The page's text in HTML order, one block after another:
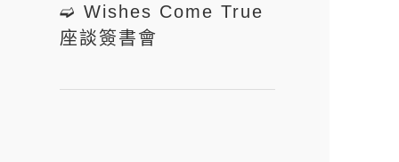
➫ Wishes Come True
座談簽書會